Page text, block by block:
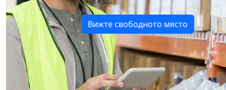
Вижте свободното място